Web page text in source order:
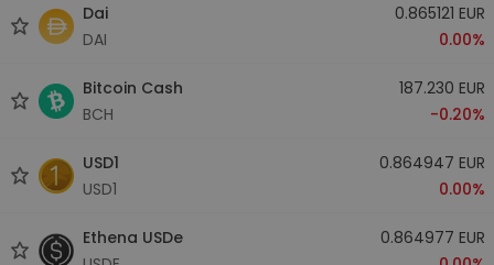
Dai
DAI
0.865121 EUR
0.00%
Bitcoin Cash
BCH
187.230 EUR
-0.20%
USD1
USD1
0.864947 EUR
0.00%
Ethena USDe
0.864977 EUR